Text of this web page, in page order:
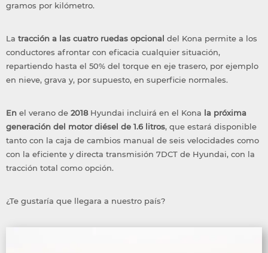
gramos por kilómetro.
La tracción a las cuatro ruedas opcional del Kona permite a los
conductores afrontar con eficacia cualquier situación,
repartiendo hasta el 50% del torque en eje trasero, por ejemplo
en nieve, grava y, por supuesto, en superficie normales.
En el verano de 2018Hyundai incluirá en el Kona la próxima
generación del motor diésel de 1.6 litros, que estará disponible
tanto con la caja de cambios manual de seis velocidades como
con la eficiente y directa transmisión 7DCT de Hyundai, con la
tracción total como opción.
¿Te gustaría que llegara a nuestro país?